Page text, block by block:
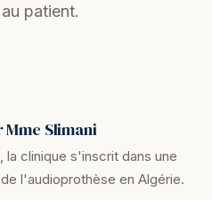
patient.
Slimani
la clinique s'inscrit dans une
l'audioprothèse en Algérie.